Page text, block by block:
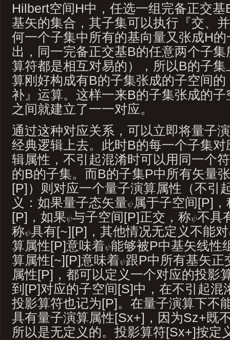
Hilbert空间H中，任选一组完备正交
基矢的集合，其子集可以执行『交、
何一个子集中所有的基向量又张成H
出，同一完备正交基B的任意两个子
算符都是相互对易的），所以B的子
算刚好构成有B的子集张成的子空间
补』运算。这样一来B的子集张成的
之间就建立了一一对应。
通过这种对应关系，可以立即将量子
经典逻辑上去。此时B的每一个子集
辑属性，不引起混淆时可以用同一个
的B的子集。而B的子集P中所有矢量
[P]）则对应一个量子演算属性（不引
义：如果量子态矢量
属于子空间[P]，
[P]，如果 与子空间[P]正交，称 不具
称 具有[~][P]，其他情况无定义不能对
算属性[P]意味着 能够被P中基矢线性
算属性[~][P]意味着 跟P中所有基矢正
属性[P]，都可以定义一个对应的投影
到[P]对应的子空间[S]中，在不引起混
投影算符也记为[P]。在量子演算下不
具有量子演算属性[Sx+]，因为Sz+既
所以是无定义的。投影算符[Sx+]按定